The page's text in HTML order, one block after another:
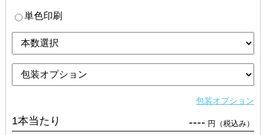
単色印刷
包装オプション
1本当たり ---- 円（税込み）